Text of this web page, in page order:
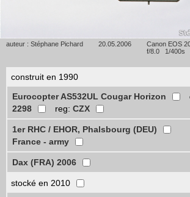
auteur : Stéphane Pichard 20.05.2006
Canon EOS
f/8.0 1/400s
construit en 1990
Eurocopter AS532UL Cougar Horizon
2298
reg: CZX
1er RHC / EHOR, Phalsbourg (DEU)
France - army
Dax (FRA) 2006
stocké en 2010